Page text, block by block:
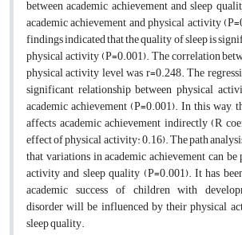
between academic achievement and sleep
academic achievement and physical activity
findings indicated that the quality of sleep is
physical activity (P=0.001). The correlation
physical activity level was r=0.248. The
significant relationship between physical
academic achievement (P=0.001). In this way,
affects academic achievement indirectly (R
effect of physical activity: 0.16). The path
that variations in academic achievement can
activity and sleep quality (P=0.001). It has
academic success of children with
disorder will be influenced by their physical
sleep quality.